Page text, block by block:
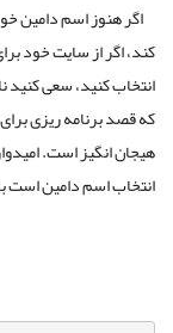
اگر هنوز اسم دامین
کند، اگر از سایت خود
انتخاب کنید، سعی کنید
که قصد برنامه ریزی
هیجان انگیز است.
انتخاب اسم دامین است